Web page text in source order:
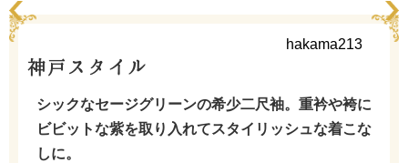
hakama213
神戸スタイル
シックなセージグリーンの希少二尺袖。重衿や袴に
ビビットな紫を取り入れてスタイリッシュな着こな
しに。